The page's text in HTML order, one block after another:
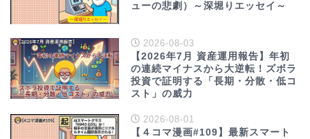
ューの悲劇）～深堀りエッセイ～
2026-08-03
【2026年7月 資産運用報告】年初
の連続マイナスから大逆転！ズボラ
投資で証明する「長期・分散・低コ
スト」の威力
2026-08-01
【４コマ漫画#109】最新スマート